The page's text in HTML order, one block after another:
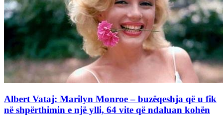
Albert Vataj: Marilyn Monroe – buzëqeshja që u fik
në shpërthimin e një ylli, 64 vite që ndaluan kohën